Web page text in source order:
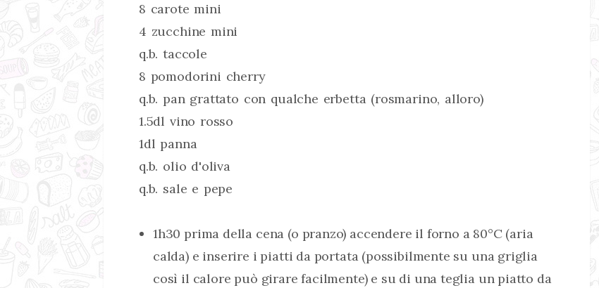
8 carote mini
4 zucchine mini
q.b. taccole
8 pomodorini cherry
q.b. pan grattato con qualche erbetta (rosmarino, alloro)
1.5dl vino rosso
1dl panna
q.b. olio d'oliva
q.b. sale e pepe
1h30 prima della cena (o pranzo) accendere il forno a 80°C (aria
calda) e inserire i piatti da portata (possibilmente su una griglia
così il calore può girare facilmente) e su di una teglia un piatto da